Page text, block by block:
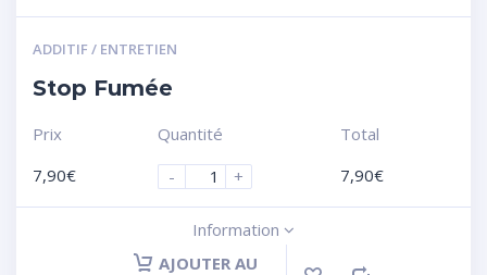
ADDITIF / ENTRETIEN
Stop Fumée
Prix
7,90€
Quantité
-
+
Total
7,90€
Information
AJOUTER AU